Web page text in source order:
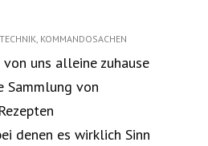
KOMMANDOSACHEN
uns alleine zuhause
Sammlung von
denen es wirklich Sinn